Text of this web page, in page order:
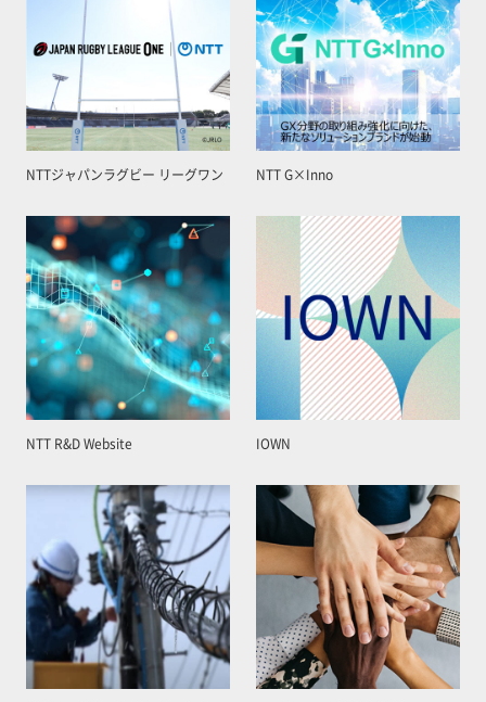
NTTジャパンラグビー リーグワン NTT G×Inno
NTT R&D Website IOWN